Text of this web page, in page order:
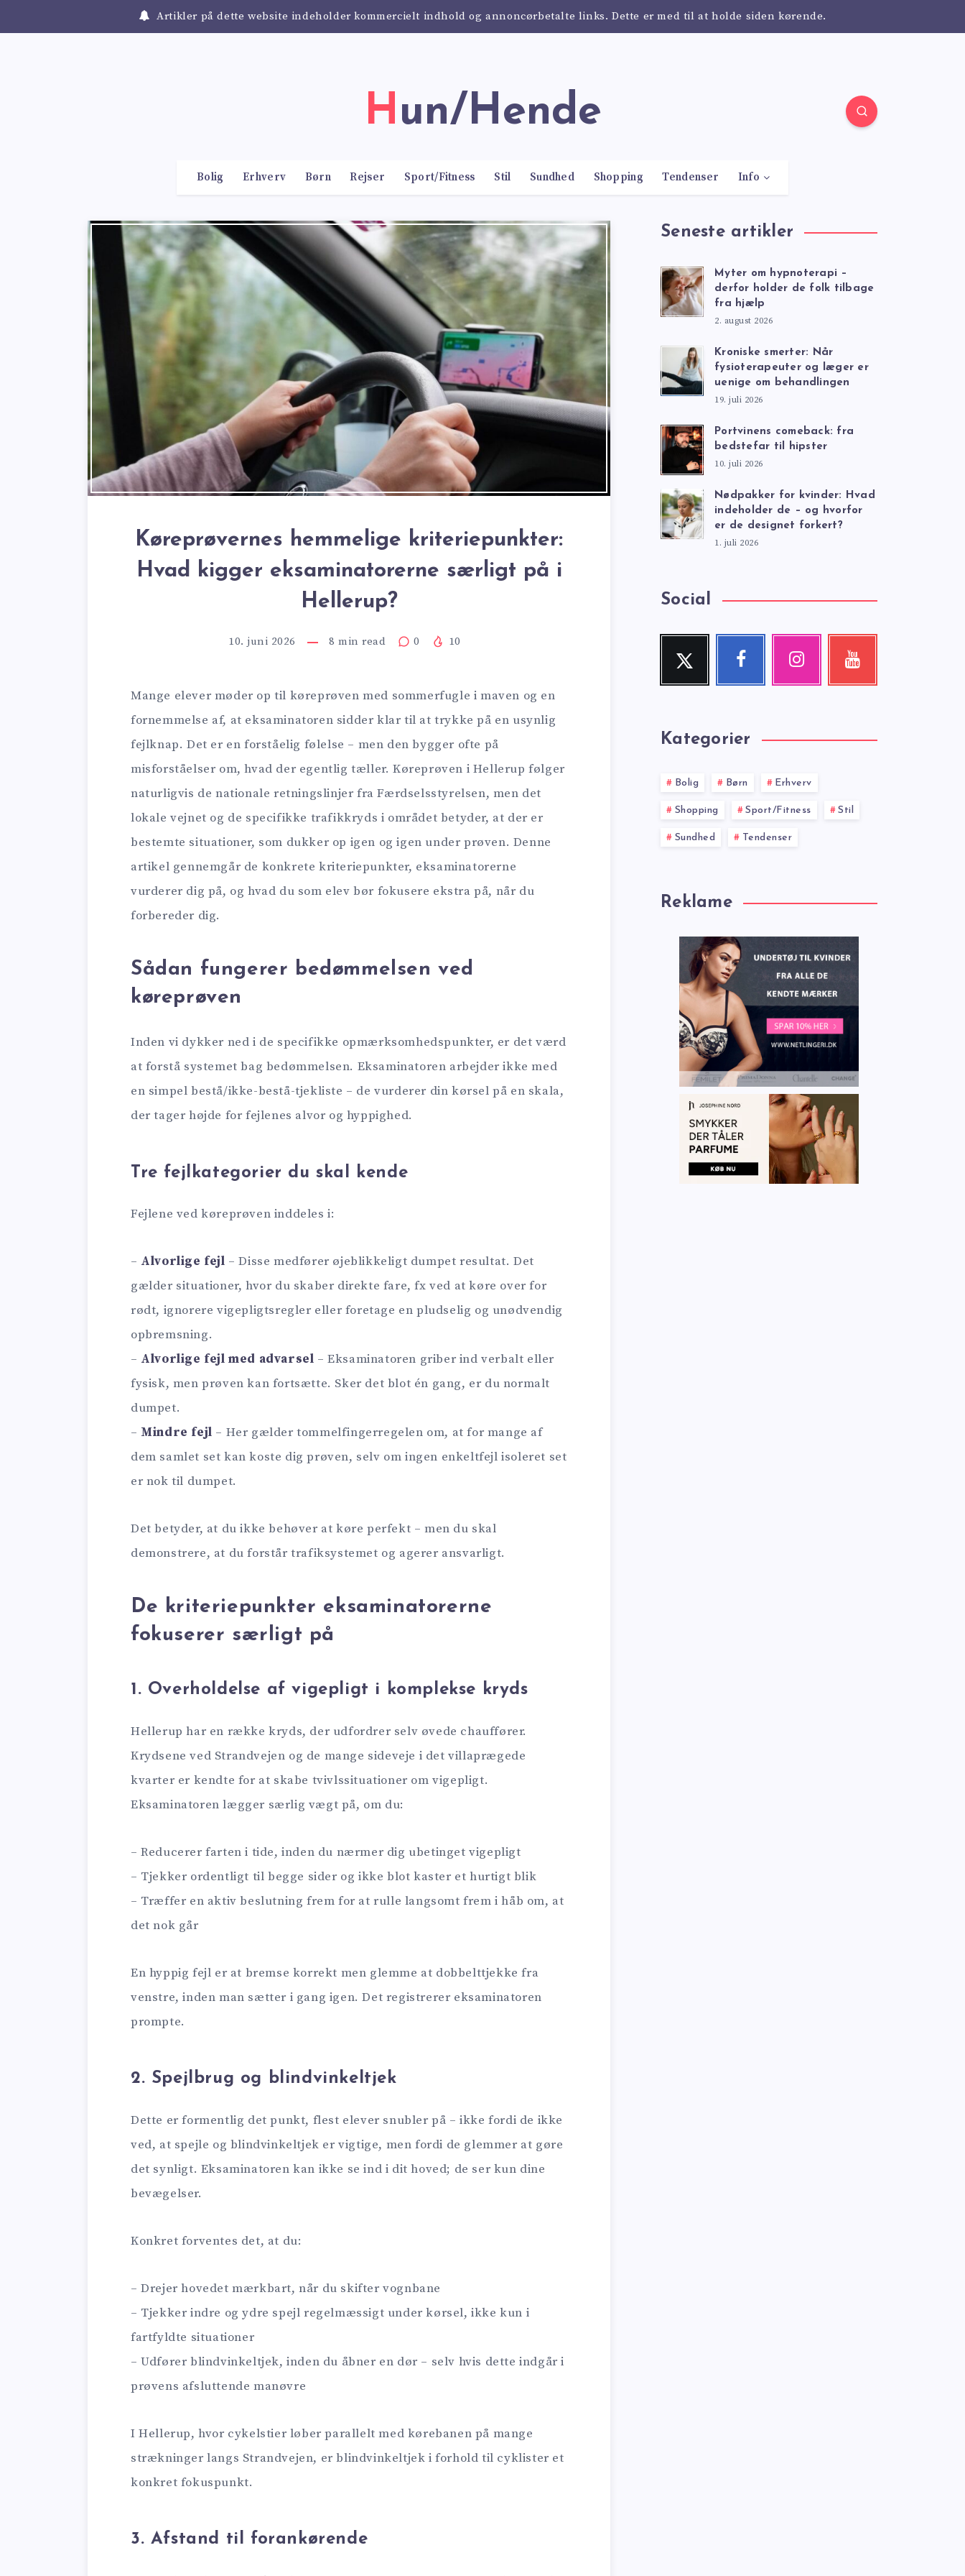
Artikler på dette website indeholder kommercielt indhold og annoncørbetalte links. Dette er med til at holde siden kørende.
Hun/Hende
Bolig Erhverv Børn Rejser Sport/Fitness Stil Sundhed Shopping Tendenser Info
Køreprøvernes hemmelige kriteriepunkter:
Hvad kigger eksaminatorerne særligt på i
Hellerup?
10. juni 2026 8 min read 0 10
Mange elever møder op til køreprøven med sommerfugle i maven og en
fornemmelse af, at eksaminatoren sidder klar til at trykke på en usynlig
fejlknap. Det er en forståelig følelse – men den bygger ofte på
misforståelser om, hvad der egentlig tæller. Køreprøven i Hellerup følger
naturligvis de nationale retningslinjer fra Færdselsstyrelsen, men det
lokale vejnet og de specifikke trafikkryds i området betyder, at der er
bestemte situationer, som dukker op igen og igen under prøven. Denne
artikel gennemgår de konkrete kriteriepunkter, eksaminatorerne
vurderer dig på, og hvad du som elev bør fokusere ekstra på, når du
forbereder dig.
Sådan fungerer bedømmelsen ved
køreprøven
Inden vi dykker ned i de specifikke opmærksomhedspunkter, er det værd
at forstå systemet bag bedømmelsen. Eksaminatoren arbejder ikke med
en simpel bestå/ikke-bestå-tjekliste – de vurderer din kørsel på en skala,
der tager højde for fejlenes alvor og hyppighed.
Tre fejlkategorier du skal kende
Fejlene ved køreprøven inddeles i:
– Alvorlige fejl – Disse medfører øjeblikkeligt dumpet resultat. Det
gælder situationer, hvor du skaber direkte fare, fx ved at køre over for
rødt, ignorere vigepligtsregler eller foretage en pludselig og unødvendig
opbremsning.
– Alvorlige fejl med advarsel – Eksaminatoren griber ind verbalt eller
fysisk, men prøven kan fortsætte. Sker det blot én gang, er du normalt
dumpet.
– Mindre fejl – Her gælder tommelfingerregelen om, at for mange af
dem samlet set kan koste dig prøven, selv om ingen enkeltfejl isoleret set
er nok til dumpet.
Det betyder, at du ikke behøver at køre perfekt – men du skal
demonstrere, at du forstår trafiksystemet og agerer ansvarligt.
De kriteriepunkter eksaminatorerne
fokuserer særligt på
1. Overholdelse af vigepligt i komplekse kryds
Hellerup har en række kryds, der udfordrer selv øvede chauffører.
Krydsene ved Strandvejen og de mange sideveje i det villaprægede
kvarter er kendte for at skabe tvivlssituationer om vigepligt.
Eksaminatoren lægger særlig vægt på, om du:
– Reducerer farten i tide, inden du nærmer dig ubetinget vigepligt
– Tjekker ordentligt til begge sider og ikke blot kaster et hurtigt blik
– Træffer en aktiv beslutning frem for at rulle langsomt frem i håb om, at
det nok går
En hyppig fejl er at bremse korrekt men glemme at dobbelttjekke fra
venstre, inden man sætter i gang igen. Det registrerer eksaminatoren
prompte.
2. Spejlbrug og blindvinkeltjek
Dette er formentlig det punkt, flest elever snubler på – ikke fordi de ikke
ved, at spejle og blindvinkeltjek er vigtige, men fordi de glemmer at gøre
det synligt. Eksaminatoren kan ikke se ind i dit hoved; de ser kun dine
bevægelser.
Konkret forventes det, at du:
– Drejer hovedet mærkbart, når du skifter vognbane
– Tjekker indre og ydre spejl regelmæssigt under kørsel, ikke kun i
fartfyldte situationer
– Udfører blindvinkeltjek, inden du åbner en dør – selv hvis dette indgår i
prøvens afsluttende manøvre
I Hellerup, hvor cykelstier løber parallelt med kørebanen på mange
strækninger langs Strandvejen, er blindvinkeltjek i forhold til cyklister et
konkret fokuspunkt.
3. Afstand til forankørende
Seneste artikler
Myter om hypnoterapi –
derfor holder de folk tilbage
fra hjælp
2. august 2026
Kroniske smerter: Når
fysioterapeuter og læger er
uenige om behandlingen
19. juli 2026
Portvinens comeback: fra
bedstefar til hipster
10. juli 2026
Nødpakker for kvinder: Hvad
indeholder de – og hvorfor
er de designet forkert?
1. juli 2026
Social
Twitter
Follow
Facebook
Follow
InstagramYoutube
Check
Kategorier
Bolig Børn Erhverv
Shopping Sport/Fitness Stil
Sundhed Tendenser
Reklame